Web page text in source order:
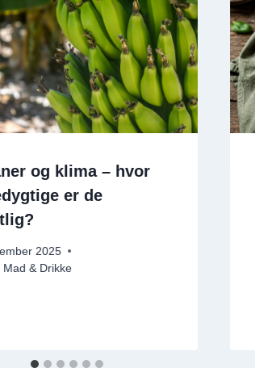
og klima – hvor
er de
2025
Mad & Drikke